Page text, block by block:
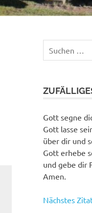
nach:
Gott segne
Gott lasse
über dir und
Gott erhebe
und gebe dir
Amen.
Nächstes